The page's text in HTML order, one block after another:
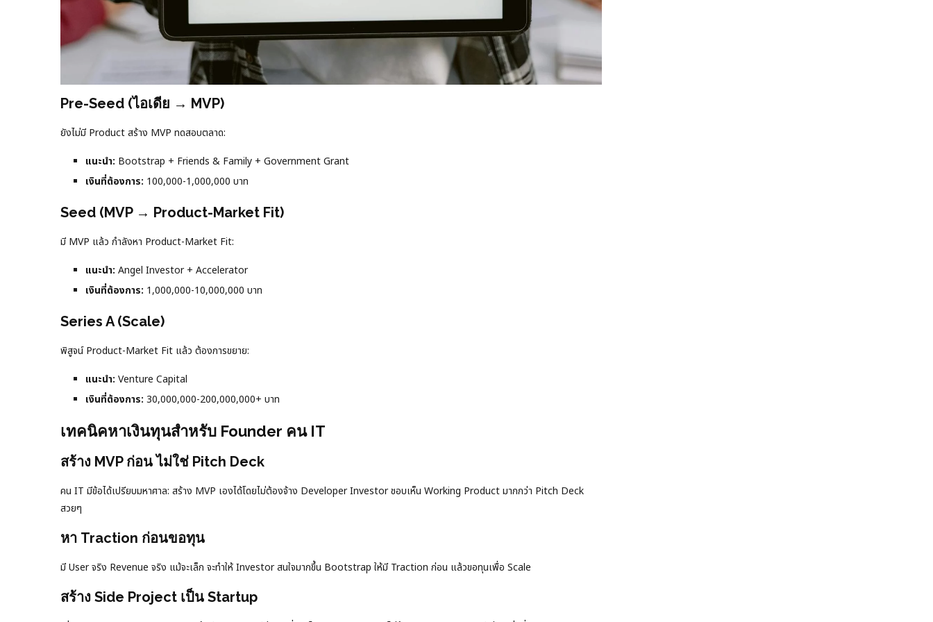
Pre-Seed (ไอเดีย → MVP)
ยังไม่มี Product สร้าง MVP ทดสอบตลาด:
แนะนำ: Bootstrap + Friends & Family + Government Grant
เงินที่ต้องการ: 100,000-1,000,000 บาท
Seed (MVP → Product-Market Fit)
มี MVP แล้ว กำลังหา Product-Market Fit:
แนะนำ: Angel Investor + Accelerator
เงินที่ต้องการ: 1,000,000-10,000,000 บาท
Series A (Scale)
พิสูจน์ Product-Market Fit แล้ว ต้องการขยาย:
แนะนำ: Venture Capital
เงินที่ต้องการ: 30,000,000-200,000,000+ บาท
เทคนิคหาเงินทุนสำหรับ Founder คน IT
สร้าง MVP ก่อน ไม่ใช่ Pitch Deck
คน IT มีข้อได้เปรียบมหาศาล: สร้าง MVP เองได้โดยไม่ต้องจ้าง Developer Investor ชอบเห็น Working Product มากกว่า Pitch Deck
สวยๆ
หา Traction ก่อนขอทุน
มี User จริง Revenue จริง แม้จะเล็ก จะทำให้ Investor สนใจมากขึ้น Bootstrap ให้มี Traction ก่อน แล้วขอทุนเพื่อ Scale
สร้าง Side Project เป็น Startup